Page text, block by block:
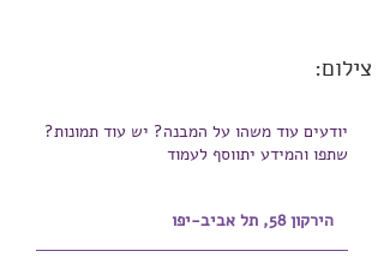
צילום:
יודעים עוד משהו על המבנה? יש עוד תמונות?
שתפו והמידע יתווסף לעמוד